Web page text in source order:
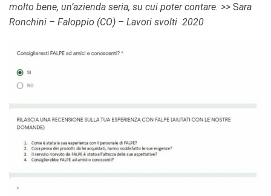
molto bene, un’azienda seria, su cui poter contare. >> Sara
Ronchini – Faloppio (CO) – Lavori svolti 2020